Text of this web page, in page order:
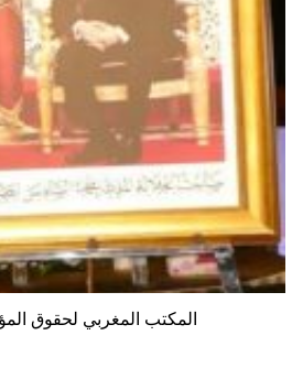
المكتب المغربي لحقوق